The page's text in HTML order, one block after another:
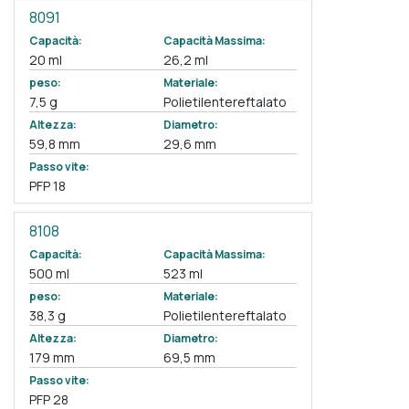
8091
Capacità:
20 ml
Capacità Massima:
26,2 ml
peso:
7,5 g
Materiale:
Polietilentereftalato
Altezza:
59,8 mm
Diametro:
29,6 mm
Passo vite:
PFP 18
8108
Capacità:
500 ml
Capacità Massima:
523 ml
peso:
38,3 g
Materiale:
Polietilentereftalato
Altezza:
179 mm
Diametro:
69,5 mm
Passo vite:
PFP 28